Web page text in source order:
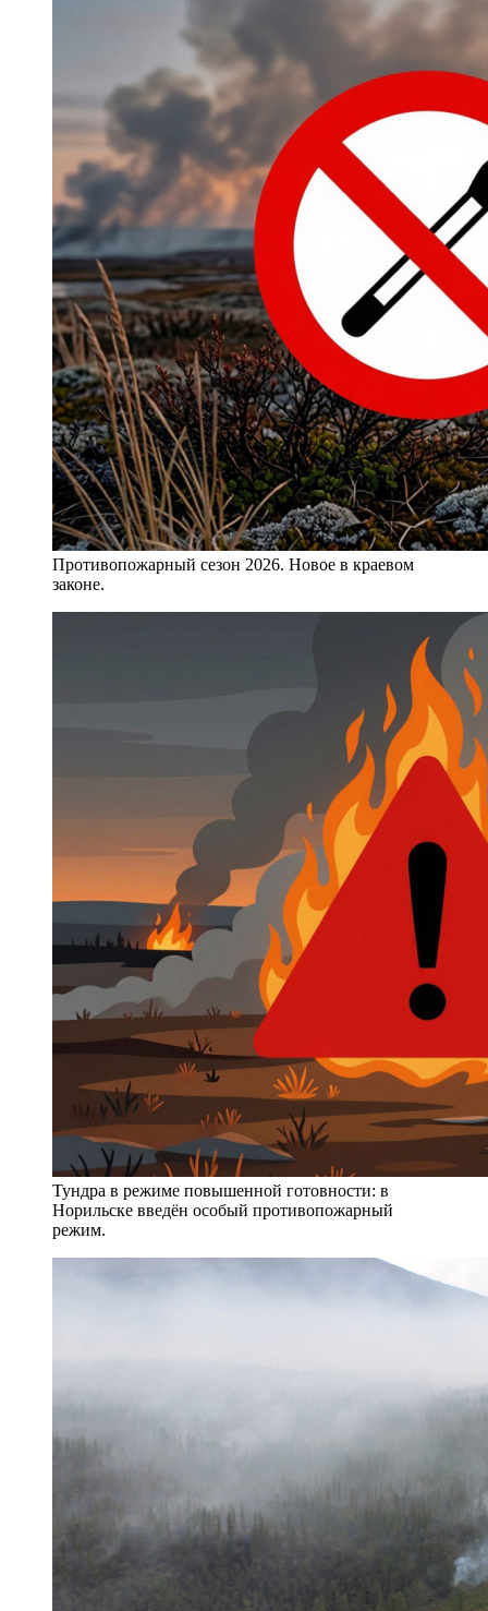
Противопожарный сезон 2026. Новое в краевом
законе.
Тундра в режиме повышенной готовности: в
Норильске введён особый противопожарный
режим.